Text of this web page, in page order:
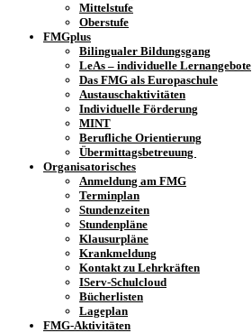
Mittelstufe
Oberstufe
FMGplus
Bilingualer Bildungsgang
LeAs – individuelle Lernangebote
Das FMG als Europaschule
Austauschaktivitäten
Individuelle Förderung
MINT
Berufliche Orientierung
Übermittagsbetreuung
Organisatorisches
Anmeldung am FMG
Terminplan
Stundenzeiten
Stundenpläne
Klausurpläne
Krankmeldung
Kontakt zu Lehrkräften
IServ-Schulcloud
Bücherlisten
Lageplan
FMG-Aktivitäten